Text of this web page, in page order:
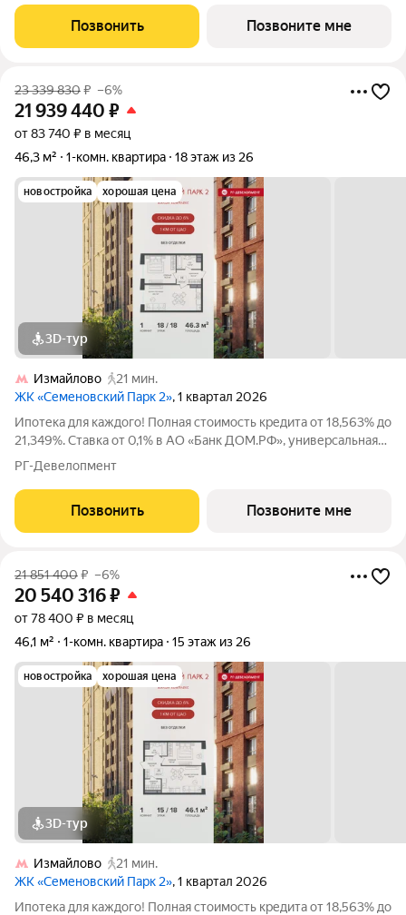
компенсации Банку
Позвонить Позвоните мне
23 339 830₽ –6%
21 939 440 ₽
от 83 740 ₽ в месяц
46,3 м²
1-комн. квартира 18 этаж из 26
новостройка хорошая цена
3D-тур
Измайлово
21 мин.
ЖК «Семеновский Парк 2», 1 квартал 2026
Ипотека для каждого! Полная стоимость кредита от 18,563% до
21,349%. Ставка от 0,1% в АО «Банк ДОМ.РФ», универсальная
лицензия Банка России №2312 от 19.12.2018. В первые 12
месяцев ставка устанавливается при наличии документа о
компенсации Банку
РГ-Девелопмент
Позвонить Позвоните мне
21 851 400₽ –6%
20 540 316₽
от 78 400 ₽ в месяц
46,1 м²
1-комн. квартира 15 этаж из 26
новостройка хорошая цена
3D-тур
Измайлово
21 мин.
ЖК «Семеновский Парк 2», 1 квартал 2026
Ипотека для каждого! Полная стоимость кредита от 18,563% до